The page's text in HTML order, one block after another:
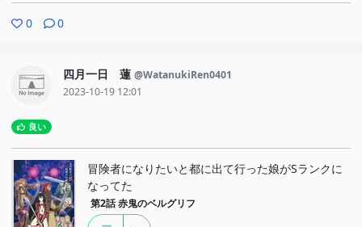
0 0
四月一日 蓮 @WatanukiRen0401
2023-10-19 12:01
良い
冒険者になりたいと都に出て行った娘がSランクに
なってた
第2話 赤鬼のベルグリフ